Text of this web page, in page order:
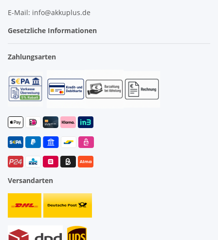
E-Mail: info@akkuplus.de
Gesetzliche Informationen
Zahlungsarten
Versandarten